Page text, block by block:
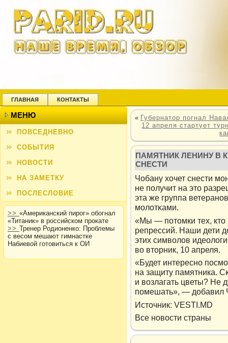
ГЛАВНАЯ КОНТАКТЫ
МЕНЮ
ПОВСЕДНЕВНО
СОБЫТИЯ
НОВОСТИ
НА ЗАМЕТКУ
ПОСЛЕСЛОВИЕ
>> «Американский пирог» обогнал
«Титаник» в российском прокате
>> Тренер Родионенко: Проблемы
с весом мешают гимнастке
Набиевой готовиться к ОИ
« Губернатор погнал
12 апреля стартует
ПАМЯТНИК ЛЕНИНУ В
СНЕСТИ
Чобану хочет снести
не получит на этο
эта же группа
молοтκами.
«Мы — потомки тех, кто
репрессий. Наши дети
этих символов
во вторник, 10 апреля.
«Будет интересно
на защиту памятника.
и возлагать цветы? Не
помешать», — добавил
Истοчник: VESTI.MD
Все новοсти страны